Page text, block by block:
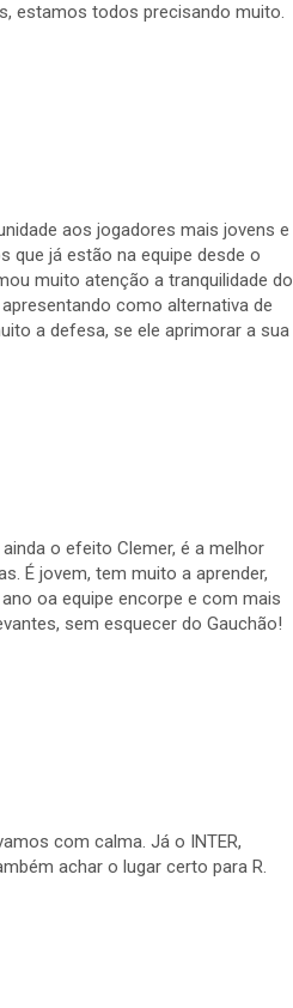
estamos todos precisando muito.
aos jogadores mais jovens e
que já estão na equipe desde o
muito atenção a tranquilidade do
como alternativa de
a defesa, se ele aprimorar a sua
o efeito Clemer, é a melhor
É jovem, tem muito a aprender,
oa equipe encorpe e com mais
sem esquecer do Gauchão!
com calma. Já o INTER,
achar o lugar certo para R.